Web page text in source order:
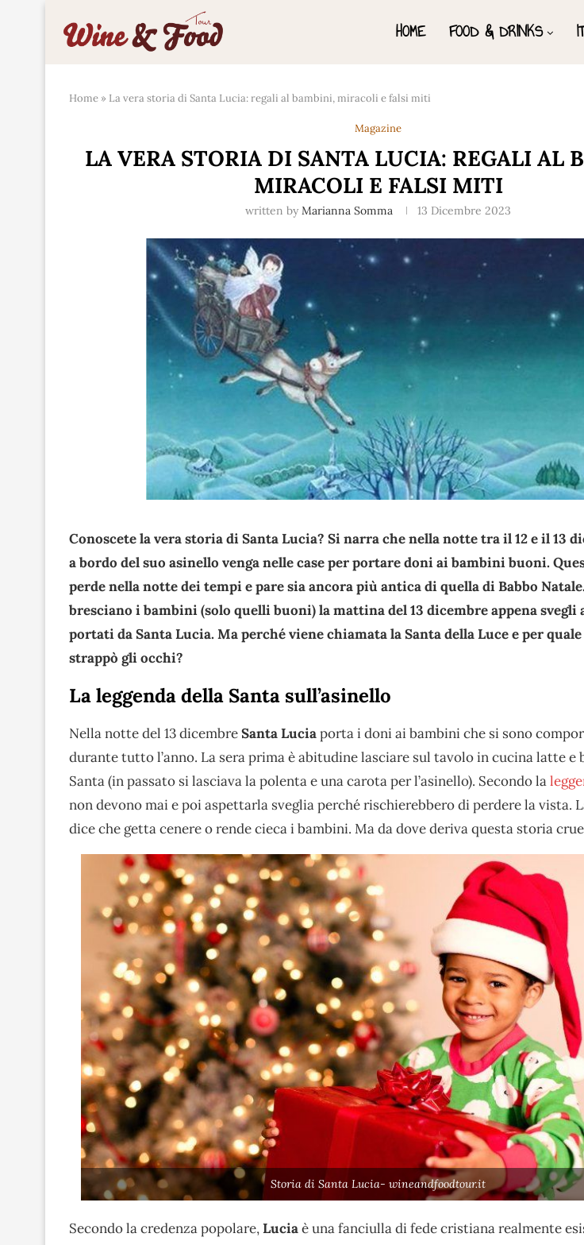
HOME FOOD & DRINKS
Home » La vera storia di Santa Lucia: regali al bambini, miracoli e falsi miti
Magazine
LA VERA STORIA DI SANTA LUCIA: REGALI AL
MIRACOLI E FALSI MITI
written byMarianna Somma 13 Dicembre 2023
Conoscete la vera storia di Santa Lucia? Si narra che nella notte tra il 12 e il 13
a bordo del suo asinello venga nelle case per portare doni ai bambini buoni.
perde nella notte dei tempi e pare sia ancora più antica di quella di Babbo
bresciano i bambini (solo quelli buoni) la mattina del 13 dicembre appena svegli
portati da Santa Lucia. Ma perché viene chiamata la Santa della Luce e per
strappò gli occhi?
La leggenda della Santa sull’asinello
Nella notte del 13 dicembreSanta Luciaporta i doni ai bambini che si sono
durante tutto l’anno. La sera prima è abitudine lasciare sul tavolo in cucina latte e
Santa (in passato si lasciava la polenta e una carota per l’asinello). Secondo la
non devono mai e poi aspettarla sveglia perché rischierebbero di perdere la vista.
dice che getta cenere o rende cieca i bambini. Ma da dove deriva questa storia
Storia di Santa Lucia- wineandfoodtour.it
Secondo la credenza popolare,Luciaè una fanciulla di fede cristiana realmente